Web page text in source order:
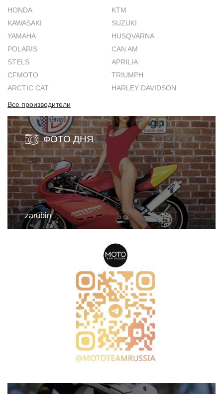
HONDA
KTM
KAWASAKI
SUZUKI
YAMAHA
HUSQVARNA
POLARIS
CAN AM
STELS
APRILIA
CFMOTO
TRIUMPH
ARCTIC CAT
HARLEY DAVIDSON
Все производители
ФОТО ДНЯ
zarubin